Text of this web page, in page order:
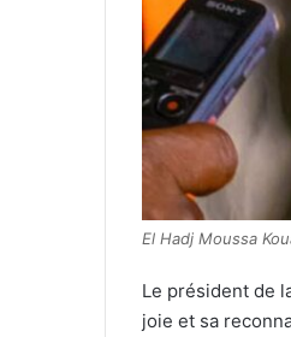
El Hadj Moussa
Le président de
joie et sa